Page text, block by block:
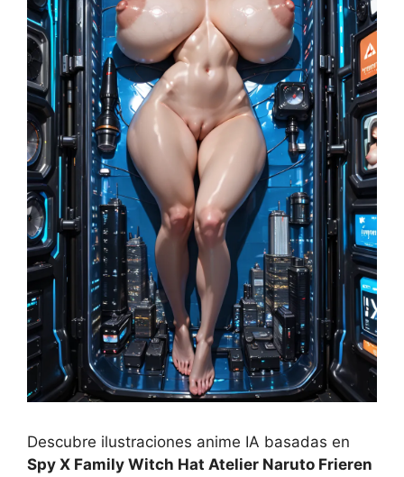
Descubre ilustraciones anime IA basadas en
Spy X Family Witch Hat Atelier Naruto Frieren